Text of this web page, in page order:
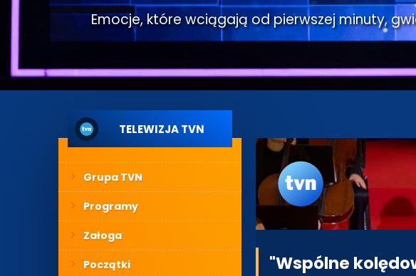
Emocje, które wciągają od pierwszej minuty,
TELEWIZJA TVN
Grupa TVN
Programy
Załoga
Początki "Wspólne